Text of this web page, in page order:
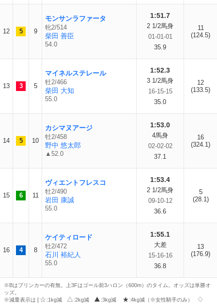
12 5 9
モンサンラファータ
牝2/514
柴田 善臣
54.0
1:51.7
2 1/2馬身
01-01-01
35.9
11
(124.5)
13 3 5
マイネルステレール
牡2/466
柴田 大知
55.0
1:52.3
3 1/2馬身
16-15-15
35.0
12
(133.5)
14 5 10
カシマヌアージ
牡2/458
野中 悠太郎
▲52.0
1:53.0
4馬身
02-02-02
37.1
16
(324.1)
15 6 11
ヴィエントフレスコ
牡2/490
岩田 康誠
55.0
1:53.4
2 1/2馬身
09-10-12
36.6
5
(28.1)
16 4 8
ケイティロード
牡2/472
石川 裕紀人
55.0
1:55.1
大差
15-16-16
36.8
13
(176.9)
※Bはブリンカーの有無。上3Fはゴール前3ハロン（600m）のタイム。オッズは単勝オ
ッズ。
※減量表示は [
:1kg減 :2kg減 :3kg減
:4kg減（※女性騎手のみ）